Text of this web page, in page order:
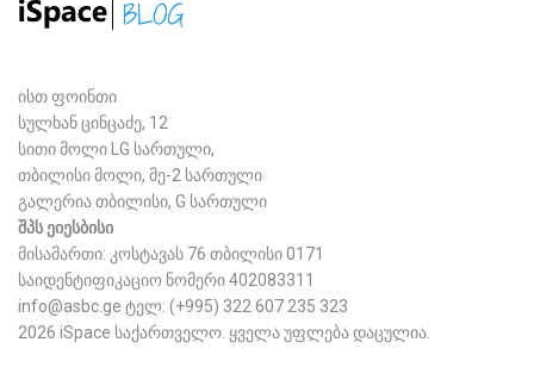
ისთ ფოინთი
სულხან ცინცაძე, 12
სითი მოლი LG სართული,
თბილისი მოლი, მე-2 სართული
გალერია თბილისი, G სართული
შპს ეიესბისი
მისამართი: კოსტავას 76 თბილისი 0171
საიდენტიფიკაციო ნომერი 402083311
info@asbc.ge ტელ: (+995) 322 607 235 323
2026 iSpace საქართველო. ყველა უფლება დაცულია.